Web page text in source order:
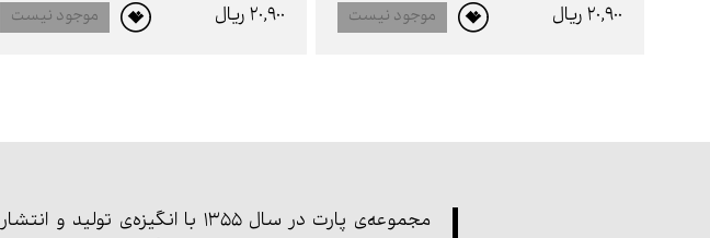
20,900 ريال
موجود نیست
20,900 ريال
موجود نیست
مجموعه‌ی پارت در سال 1355 با انگیزه‌ی تولید و انتشار